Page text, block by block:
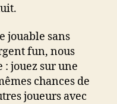
jouable sans
fun, nous
jouez sur une
chances de
joueurs avec